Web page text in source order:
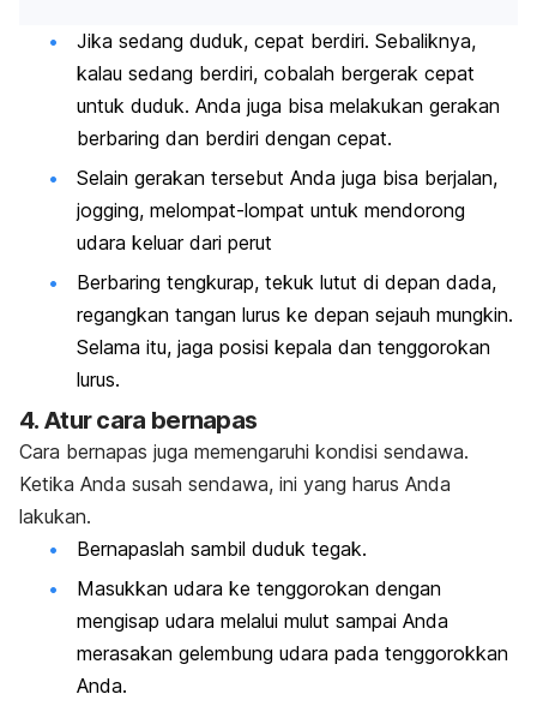
Jika sedang duduk, cepat berdiri. Sebaliknya,
kalau sedang berdiri, cobalah bergerak cepat
untuk duduk. Anda juga bisa melakukan gerakan
berbaring dan berdiri dengan cepat.
Selain gerakan tersebut Anda juga bisa berjalan,
jogging, melompat-lompat untuk mendorong
udara keluar dari perut
Berbaring tengkurap, tekuk lutut di depan dada,
regangkan tangan lurus ke depan sejauh mungkin.
Selama itu, jaga posisi kepala dan tenggorokan
lurus.
4. Atur cara bernapas
Cara bernapas juga memengaruhi kondisi sendawa.
Ketika Anda susah sendawa, ini yang harus Anda
lakukan.
Bernapaslah sambil duduk tegak.
Masukkan udara ke tenggorokan dengan
mengisap udara melalui mulut sampai Anda
merasakan gelembung udara pada tenggorokkan
Anda.